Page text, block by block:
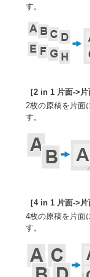
す。
［2 in 1 片面->片
2枚の原稿を片面
す。
［4 in 1 片面->片
4枚の原稿を片面
す。